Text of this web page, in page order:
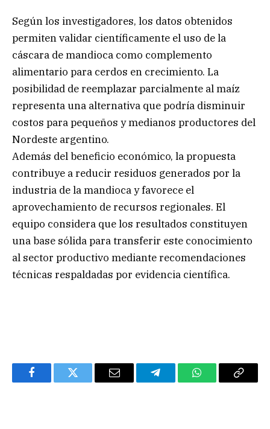
Según los investigadores, los datos obtenidos
permiten validar científicamente el uso de la
cáscara de mandioca como complemento
alimentario para cerdos en crecimiento. La
posibilidad de reemplazar parcialmente al maíz
representa una alternativa que podría disminuir
costos para pequeños y medianos productores del
Nordeste argentino.
Además del beneficio económico, la propuesta
contribuye a reducir residuos generados por la
industria de la mandioca y favorece el
aprovechamiento de recursos regionales. El
equipo considera que los resultados constituyen
una base sólida para transferir este conocimiento
al sector productivo mediante recomendaciones
técnicas respaldadas por evidencia científica.
FacebookTwitter Email TelegramWhatsAppCopy